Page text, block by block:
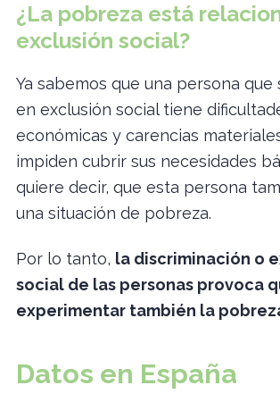
¿La pobreza está
exclusión social?
Ya sabemos que una persona
en exclusión social tiene
económicas y carencias
impiden cubrir sus necesidades
quiere decir, que esta persona
una situación de pobreza.
Por lo tanto, la discriminación o
social de las personas provoca
experimentar también la
Datos en España